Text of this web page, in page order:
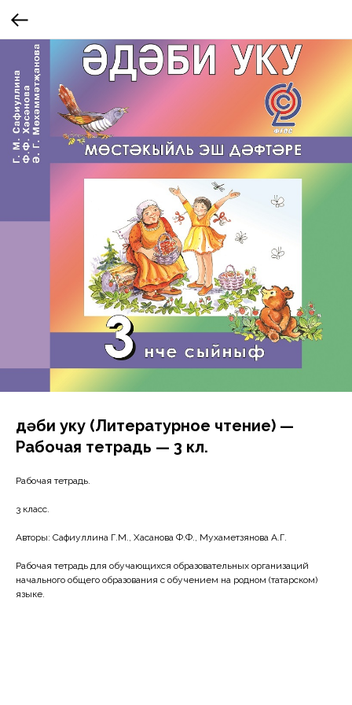
Әдәби уку (Литературное чтение) —
Рабочая тетрадь — 3 кл.
Рабочая тетрадь.
3 класс.
Авторы: Сафиуллина Г.М., Хасанова Ф.Ф., Мухаметзянова А.Г.
Рабочая тетрадь для обучающихся образовательных организаций
начального общего образования с обучением на родном (татарском)
языке.